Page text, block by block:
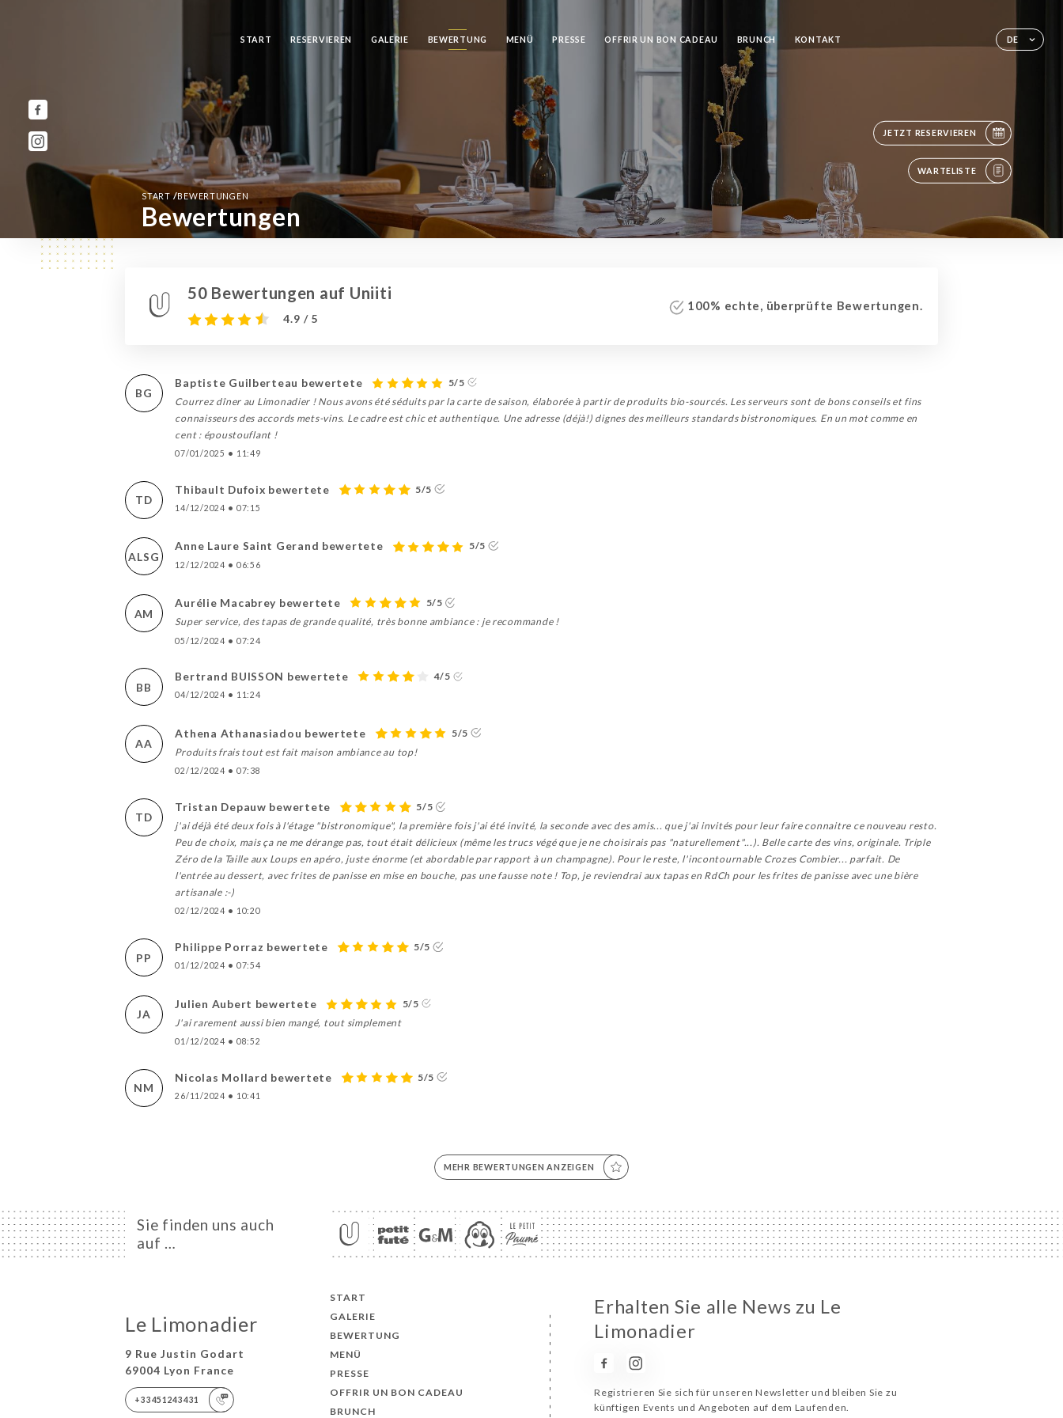
DE
START RESERVIEREN GALERIE BEWERTUNG MENÜ PRESSE OFFRIR UN BON CADEAU BRUNCH KONTAKT
JETZT RESERVIEREN
WARTELISTE
START/BEWERTUNGEN
Bewertungen
50 Bewertungen auf Uniiti
4.9 / 5
100% echte, überprüfte Bewertungen.
BG
Baptiste Guilberteau bewertete
5/5
Courrez dîner au Limonadier ! Nous avons été séduits par la carte de saison, élaborée à partir de produits bio-sourcés. Les serveurs sont de bons conseils et fins
connaisseurs des accords mets-vins. Le cadre est chic et authentique. Une adresse (déjà!) dignes des meilleurs standards bistronomiques. En un mot comme en
cent : époustouflant !
07/01/2025 • 11:49
TD
Thibault Dufoix bewertete 5/5
14/12/2024 • 07:15
ALSG
Anne Laure Saint Gerand bewertete 5/5
12/12/2024 • 06:56
AM
Aurélie Macabrey bewertete
5/5
Super service, des tapas de grande qualité, très bonne ambiance : je recommande !
05/12/2024 • 07:24
BB
Bertrand BUISSON bewertete 4/5
04/12/2024 • 11:24
AA
Athena Athanasiadou bewertete
5/5
Produits frais tout est fait maison ambiance au top!
02/12/2024 • 07:38
TD
Tristan Depauw bewertete
5/5
j'ai déjà été deux fois à l'étage "bistronomique", la première fois j'ai été invité, la seconde avec des amis... que j'ai invités pour leur faire connaitre ce nouveau resto.
Peu de choix, mais ça ne me dérange pas, tout était délicieux (même les trucs végé que je ne choisirais pas "naturellement"...). Belle carte des vins, originale. Triple
Zéro de la Taille aux Loups en apéro, juste énorme (et abordable par rapport à un champagne). Pour le reste, l'incontournable Crozes Combier... parfait. De
l'entrée au dessert, avec frites de panisse en mise en bouche, pas une fausse note ! Top, je reviendrai aux tapas en RdCh pour les frites de panisse avec une bière
artisanale :-)
02/12/2024 • 10:20
PP
Philippe Porraz bewertete 5/5
01/12/2024 • 07:54
JA
Julien Aubert bewertete
5/5
J'ai rarement aussi bien mangé, tout simplement
01/12/2024 • 08:52
NM
Nicolas Mollard bewertete 5/5
26/11/2024 • 10:41
MEHR BEWERTUNGEN ANZEIGEN
Sie finden uns auch
auf …
Le Limonadier
9 Rue Justin Godart
69004 Lyon France
+33451243431
START
GALERIE
BEWERTUNG
MENÜ
PRESSE
OFFRIR UN BON CADEAU
BRUNCH
Erhalten Sie alle News zu Le
Limonadier
Registrieren Sie sich für unseren Newsletter und bleiben Sie zu
künftigen Events und Angeboten auf dem Laufenden.